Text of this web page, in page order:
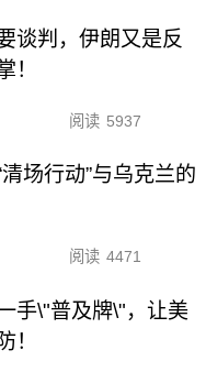
谈判，伊朗又是反
！
阅读 5937
场行动”与乌克兰的
阅读 4471
手\"普及牌\"，让美
！